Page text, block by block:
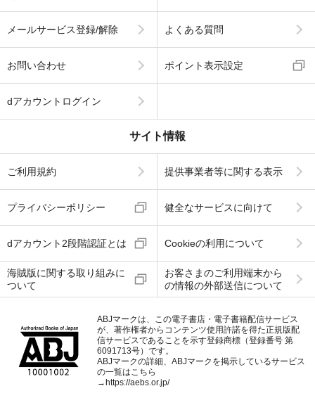
メールサービス登録/解除 よくある質問
お問い合わせ ポイント表示設定
dアカウントログイン
サイト情報
ご利用規約 提供事業者等に関する表示
プライバシーポリシー 健全なサービスに向けて
dアカウント2段階認証とは Cookieの利用について
海賊版に関する取り組みに
ついて
お客さまのご利用端末から
の情報の外部送信について
ABJマークは、この電子書店・電子書籍配信サービス
が、著作権者からコンテンツ使用許諾を得た正規版配
信サービスであることを示す登録商標（登録番号 第
6091713号）です。
ABJマークの詳細、ABJマークを掲示しているサービス
の一覧はこちら
→https://aebs.or.jp/